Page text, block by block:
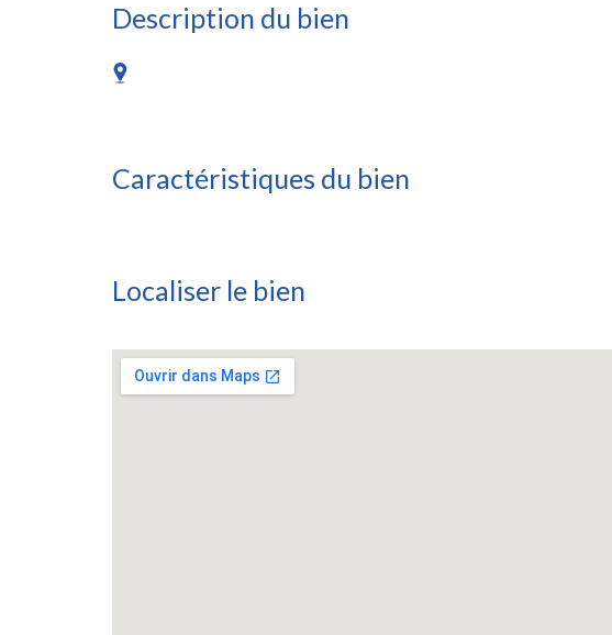
Description du bien
Caractéristiques du bien
Localiser le bien